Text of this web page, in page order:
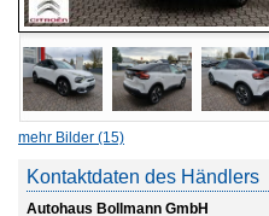
mehr Bilder (15)
Kontaktdaten des Händlers
Autohaus Bollmann GmbH